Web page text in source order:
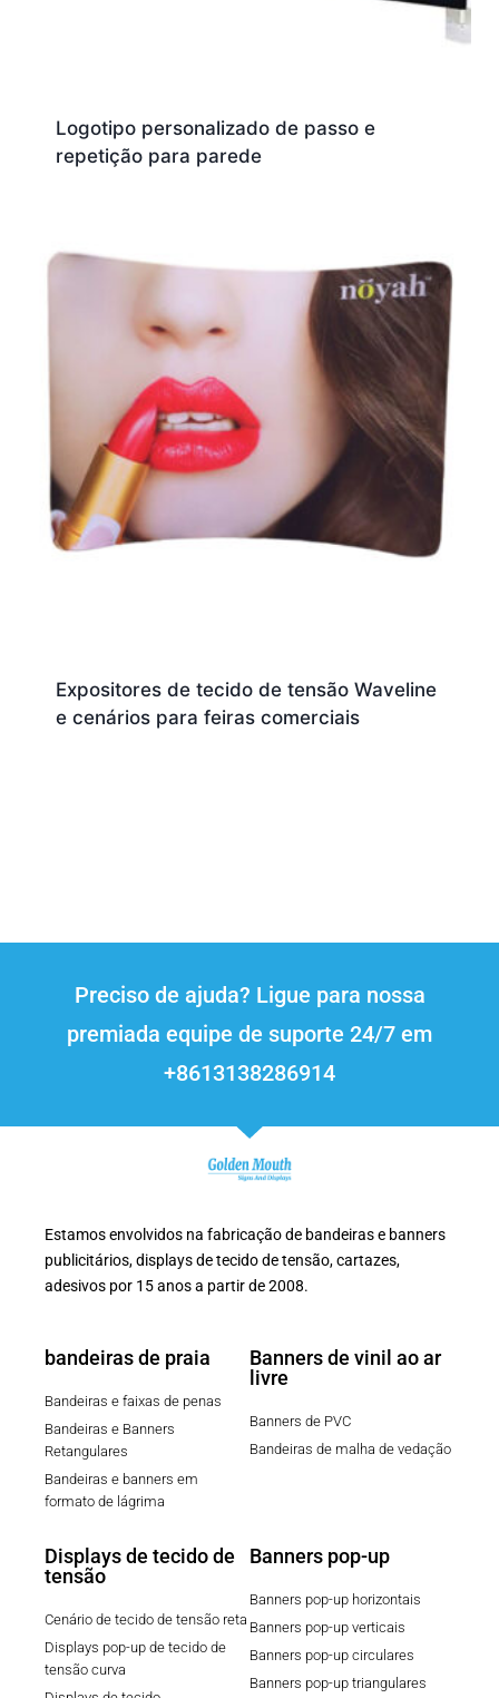
Logotipo personalizado de passo e
repetição para parede
Expositores de tecido de tensão Waveline
e cenários para feiras comerciais
Preciso de ajuda? Ligue para nossa
premiada equipe de suporte 24/7 em
+8613138286914
Estamos envolvidos na fabricação de bandeiras e banners
publicitários, displays de tecido de tensão, cartazes,
adesivos por 15 anos a partir de 2008.
bandeiras de praia
Bandeiras e faixas de penas
Bandeiras e Banners
Retangulares
Bandeiras e banners em
formato de lágrima
Banners de vinil ao ar
livre
Banners de PVC
Bandeiras de malha de vedação
Displays de tecido de
tensão
Cenário de tecido de tensão reta
Displays pop-up de tecido de
tensão curva
Banners pop-up
Banners pop-up horizontais
Banners pop-up verticais
Banners pop-up circulares
Banners pop-up triangulares